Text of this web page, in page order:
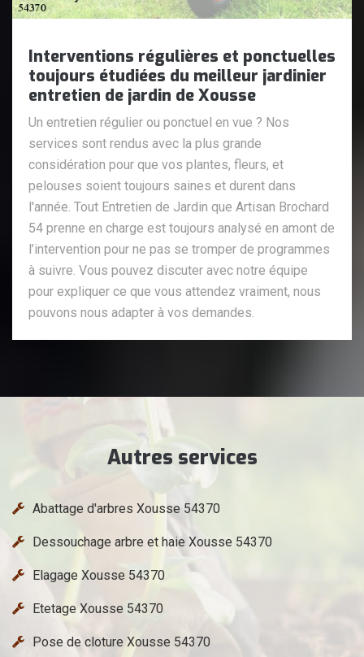
Interventions régulières et ponctuelles
toujours étudiées du meilleur jardinier
entretien de jardin de Xousse
Un entretien régulier ou ponctuel en vue ? Nos
services sont rendus avec la plus grande
considération pour que vos plantes, fleurs, et
pelouses soient toujours saines et durent dans
l'année. Tout Entretien de Jardin que Artisan Brochard
54 prenne en charge est toujours analysé en amont de
l’intervention pour ne pas se tromper de programmes
à suivre. Vous pouvez discuter avec notre équipe
pour expliquer ce que vous attendez vraiment, nous
pouvons nous adapter à vos demandes.
Autres services
Abattage d'arbres Xousse 54370
Dessouchage arbre et haie Xousse 54370
Elagage Xousse 54370
Etetage Xousse 54370
Pose de cloture Xousse 54370